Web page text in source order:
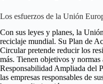
Los esfuerzos de la Unión
Con sus leyes y planes, la
reciclaje mundial. Su Plan de
Circular pretende reducir los
más. Tienen objetivos y
Responsabilidad Ampliada del
las empresas responsables de